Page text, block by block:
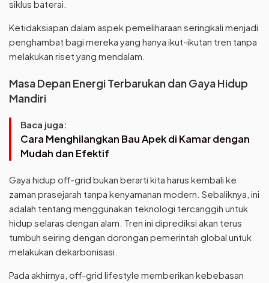
siklus baterai.
Ketidaksiapan dalam aspek pemeliharaan seringkali menjadi
penghambat bagi mereka yang hanya ikut-ikutan tren tanpa
melakukan riset yang mendalam.
Masa Depan Energi Terbarukan dan Gaya Hidup
Mandiri
Baca juga:
Cara Menghilangkan Bau Apek di Kamar dengan
Mudah dan Efektif
Gaya hidup off-grid bukan berarti kita harus kembali ke
zaman prasejarah tanpa kenyamanan modern. Sebaliknya, ini
adalah tentang menggunakan teknologi tercanggih untuk
hidup selaras dengan alam. Tren ini diprediksi akan terus
tumbuh seiring dengan dorongan pemerintah global untuk
melakukan dekarbonisasi.
Pada akhirnya, off-grid lifestyle memberikan kebebasan